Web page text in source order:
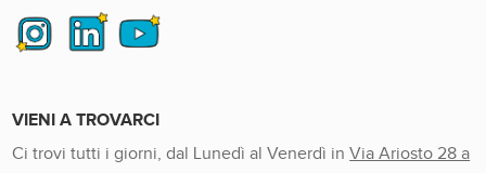
VIENI A TROVARCI
Ci trovi tutti i giorni, dal Lunedì al Venerdì inVia Ariosto 28 a